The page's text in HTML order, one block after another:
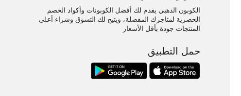
الكوبون الذهبي يقدم لك أفضل الكوبونات وأكواد الخصم
الحصرية لمتاجرك المفضلة، ويتيح لك التسوق وشراء أعلى
المنتجات جودة بأقل الأسعار
حمل التطبيق